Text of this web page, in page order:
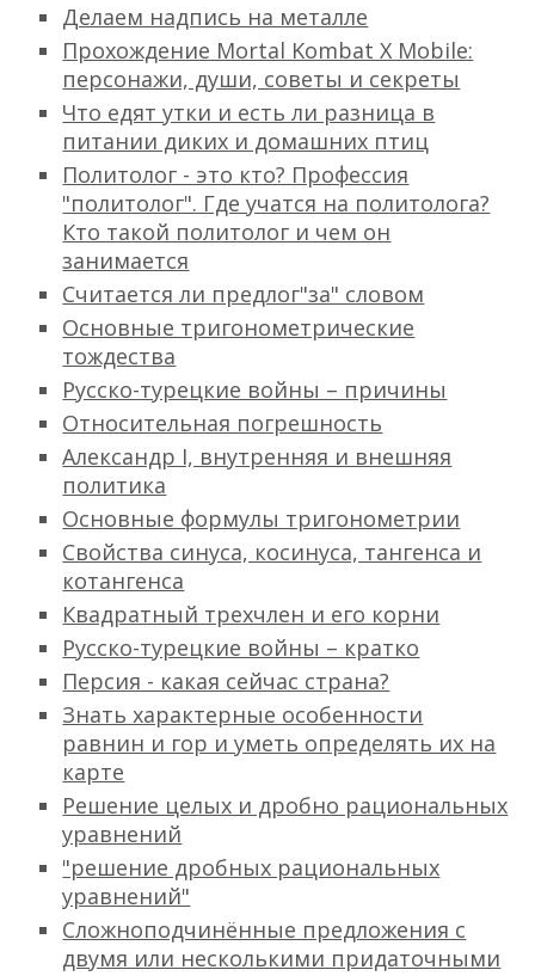
Делаем надпись на металле
Прохождение Mortal Kombat X Mobile:
персонажи, души, советы и секреты
Что едят утки и есть ли разница в
питании диких и домашних птиц
Политолог - это кто? Профессия
"политолог". Где учатся на политолога?
Кто такой политолог и чем он
занимается
Считается ли предлог"за" словом
Основные тригонометрические
тождества
Русско-турецкие войны – причины
Относительная погрешность
Александр I, внутренняя и внешняя
политика
Основные формулы тригонометрии
Свойства синуса, косинуса, тангенса и
котангенса
Квадратный трехчлен и его корни
Русско-турецкие войны – кратко
Персия - какая сейчас страна?
Знать характерные особенности
равнин и гор и уметь определять их на
карте
Решение целых и дробно рациональных
уравнений
"решение дробных рациональных
уравнений"
Сложноподчинённые предложения с
двумя или несколькими придаточными